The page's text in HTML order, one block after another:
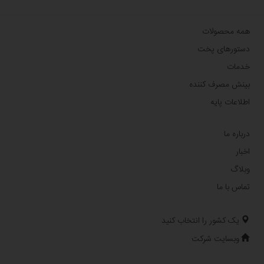
همه محصولات
دستورهای پخت
خدمات
بینش مصرف کننده
اطلاعات پایه
درباره ما
اخبار
وبلاگ
تماس با ما
یک کشور را انتخاب کنید
وبسایت شرکت